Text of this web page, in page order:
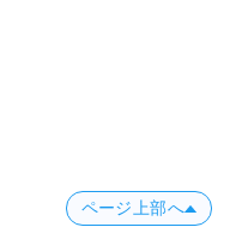
ページ上部へ